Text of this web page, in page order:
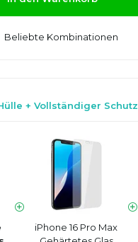
Beliebte Kombinationen
+ Vollständiger Schutz
iPhone 16 Pro Max